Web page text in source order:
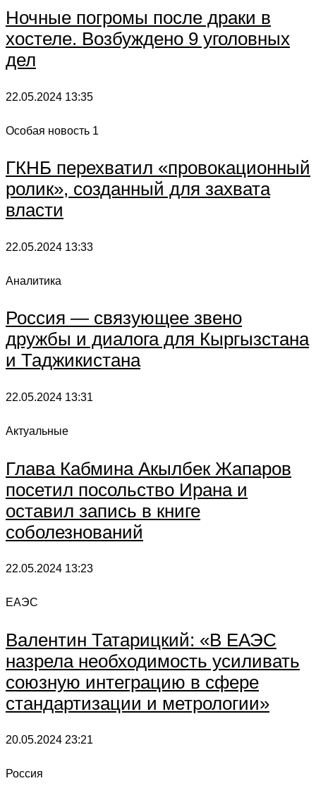
Ночные погромы после драки в
хостеле. Возбуждено 9 уголовных
дел
22.05.2024 13:35
Особая новость 1
ГКНБ перехватил «провокационный
ролик», созданный для захвата
власти
22.05.2024 13:33
Аналитика
Россия — связующее звено
дружбы и диалога для Кыргызстана
и Таджикистана
22.05.2024 13:31
Актуальные
Глава Кабмина Акылбек Жапаров
посетил посольство Ирана и
оставил запись в книге
соболезнований
22.05.2024 13:23
ЕАЭС
Валентин Татарицкий: «В ЕАЭС
назрела необходимость усиливать
союзную интеграцию в сфере
стандартизации и метрологии»
20.05.2024 23:21
Россия